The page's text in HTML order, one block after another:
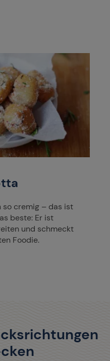
so cremig – das ist
beste: Er ist
und schmeckt
Foodie.